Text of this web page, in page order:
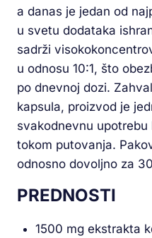
a danas je jedan od
u svetu dodataka
sadrži
u odnosu 10:1, što
po dnevnoj dozi.
kapsula, proizvod je
svakodnevnu
tokom putovanja.
odnosno dovoljno za
PREDNOSTI
1500 mg ekstrakta